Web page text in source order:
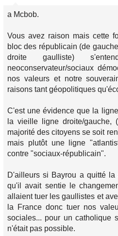
a Mcbob.
Vous avez raison mais cette
bloc des républicain (de
droite gaulliste)
neoconservateur/sociaux
nos valeurs et notre
raisons tant géopolitiques
C'est une évidence que la
la vieille ligne droite/
majorité des citoyens se soit
mais plutôt une ligne
contre "sociaux-républicain".
D'ailleurs si Bayrou a quitté
qu'il avait sentie le
allaient tuer les gaullistes et
la France donc tuer nos
sociales... pour un catholique
n'était pas possible.